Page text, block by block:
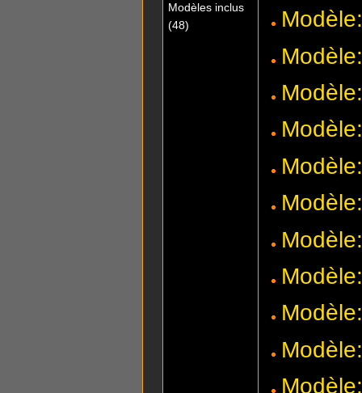
Modèles inclus
(48)